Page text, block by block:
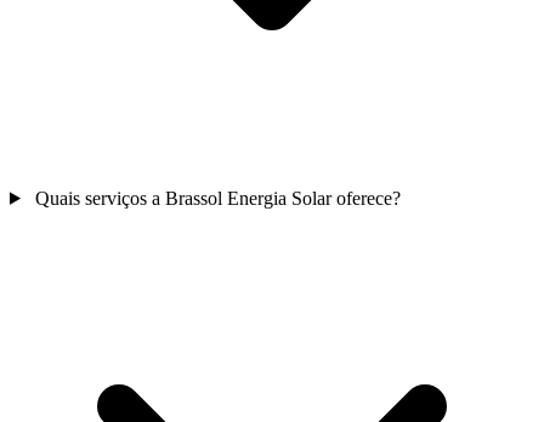
Quais serviços a Brassol Energia Solar oferece?